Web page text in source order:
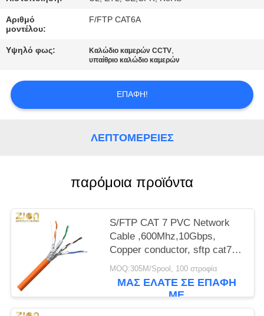
POLICY
Αριθμό
μοντέλου:
F/FTP CAT6A
Υψηλό φως: Καλώδιο καμερών CCTV,
υπαίθριο καλώδιο καμερών
ΕΠΑΦΉ!
ΛΕΠΤΟΜΈΡΕΙΕΣ
παρόμοια προϊόντα
S/FTP CAT 7 PVC Network
Cable ,600Mhz,10Gbps,
Copper conductor, sftp cat7
ethernet cable, cat7 lan cable
NO 7112402
MOQ:305M/Spool, 100 στροφία
ΜΑΣ ΕΛΆΤΕ ΣΕ ΕΠΑΦΉ
ΜΕ